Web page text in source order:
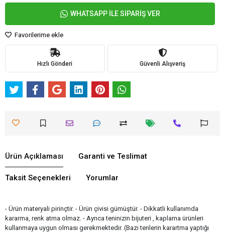
WHATSAPP İLE SİPARİŞ VER
Favorilerime ekle
Hızlı Gönderi Güvenli Alışveriş
Ürün Açıklaması Garanti ve Teslimat
Taksit Seçenekleri Yorumlar
- Ürün materyali pirinçtir. - Ürün çivisi gümüştür. - Dikkatli kullanımda
kararma, renk atma olmaz. - Ayrıca teninizin bijuteri , kaplama ürünleri
kullanmaya uygun olması gerekmektedir. (Bazı tenlerin karartma yaptığı